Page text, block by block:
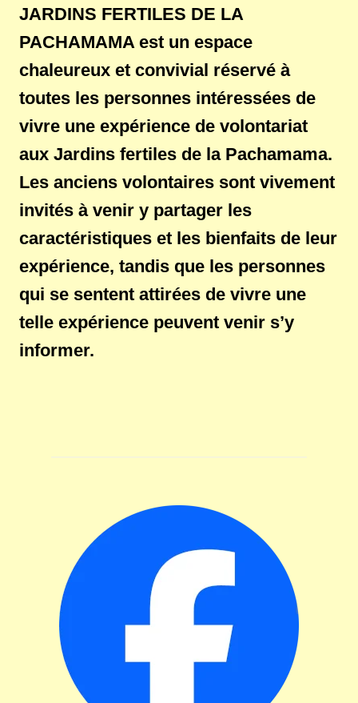
JARDINS FERTILES DE LA
PACHAMAMA est un espace
chaleureux et convivial réservé à
toutes les personnes intéressées de
vivre une expérience de volontariat
aux Jardins fertiles de la Pachamama.
Les anciens volontaires sont vivement
invités à venir y partager les
caractéristiques et les bienfaits de leur
expérience, tandis que les personnes
qui se sentent attirées de vivre une
telle expérience peuvent venir s’y
informer.